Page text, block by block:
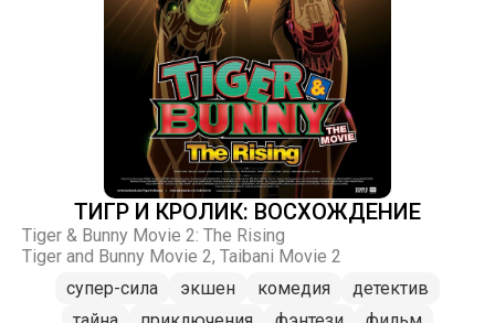
ТИГР И КРОЛИК: ВОСХОЖДЕНИЕ
Tiger & Bunny Movie 2: The Rising
Tiger and Bunny Movie 2, Taibani Movie 2
супер-сила
экшен комедия
детектив